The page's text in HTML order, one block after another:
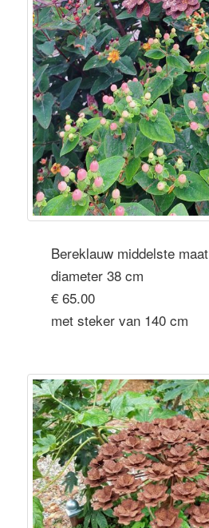
Bereklauw middelste maat
diameter 38 cm
€ 65.00
met steker van 140 cm